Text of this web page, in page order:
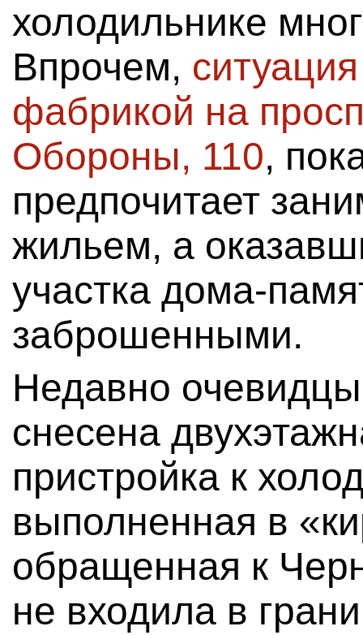
холодильнике
Впрочем,
фабрикой на
Обороны, 110,
предпочитает
жильем, а
участка дома-
заброшенными.
Недавно
снесена
пристройка к
выполненная в
обращенная к
не входила в